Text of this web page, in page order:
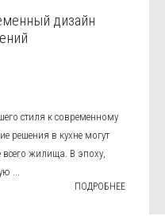
дизайн
стиля к современному
решения в кухне могут
жилища. В эпоху,
...
ПОДРОБНЕЕ